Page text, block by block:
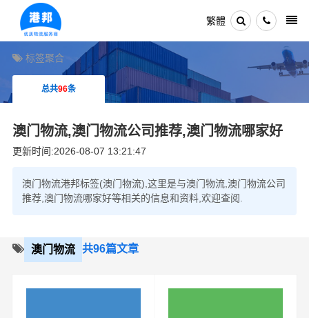
繁體
标签聚合
总共96条
澳门物流,澳门物流公司推荐,澳门物流哪家好
更新时间:2026-08-07 13:21:47
澳门物流港邦标签(澳门物流),这里是与澳门物流,澳门物流公司
推荐,澳门物流哪家好等相关的信息和资料,欢迎查阅.
澳门物流 共96篇文章